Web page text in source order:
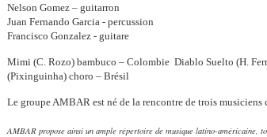
Nelson Gomez – guitarron
Juan Fernando Garcia - percussion
Francisco Gonzalez - guitare
Mimi (C. Rozo) bambuco – Colombie Diablo Suelto (H.
(Pixinguinha) choro – Brésil
Le groupe AMBAR est né de la rencontre de trois
AMBAR propose ainsi un ample répertoire de musique latino-américaine,